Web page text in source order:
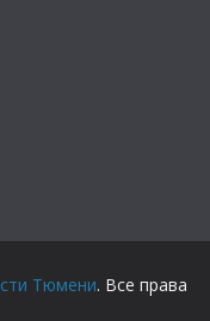
Тюмени. Все права